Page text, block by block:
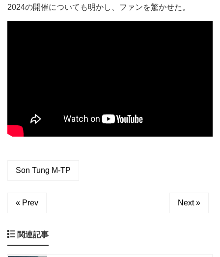
2024の開催についても明かし、ファンを驚かせた。
Son Tung M-TP
« Prev Next »
関連記事